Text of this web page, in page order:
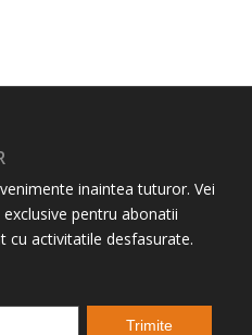
inaintea tuturor. Vei
pentru abonatii
cu activitatile desfasurate.